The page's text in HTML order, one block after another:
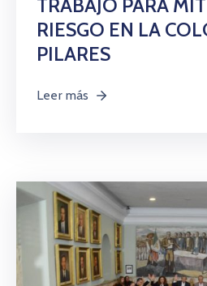
TRABAJO PARA
RIESGO EN LA
PILARES
Leer más